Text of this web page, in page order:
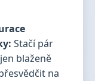
Stačí pár
blaženě
na